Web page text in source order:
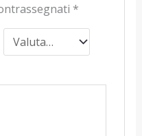
*